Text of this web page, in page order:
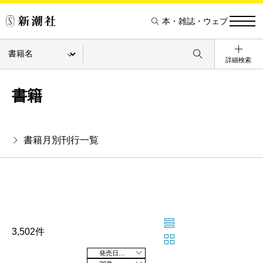
本・雑誌・ウェブ
詳細検索
書籍
書籍月別刊行一覧
3,502件